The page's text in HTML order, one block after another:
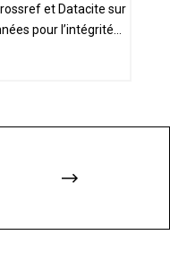
et Datacite sur
pour l’intégrité